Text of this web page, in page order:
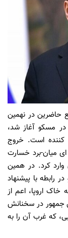
حاضرین در نهمین
در مسکو آغاز شد،
کننده است. خروج
میان-برد خسارت
کرد. در همین
رابطه با پیشنهاد
خاک اروپا، اعم از
جمهور در سخنانش
که غرب آن را به